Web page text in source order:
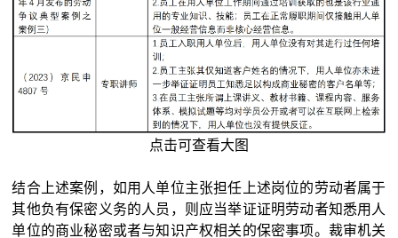
点击可查看大图
结合上述案例，如用人单位主张担任上述岗位的劳动者属于
其他负有保密义务的人员，则应当举证证明劳动者知悉用人
单位的商业秘密或者与知识产权相关的保密事项。裁审机关